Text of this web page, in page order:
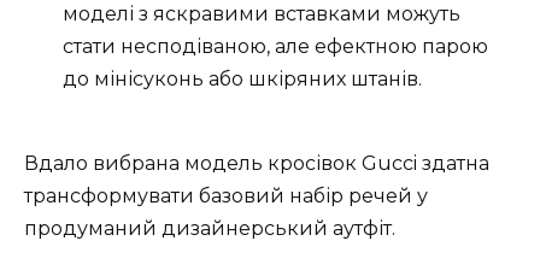
моделі з яскравими вставками можуть
стати несподіваною, але ефектною парою
до мінісуконь або шкіряних штанів.
Вдало вибрана модель кросівок Gucci здатна
трансформувати базовий набір речей у
продуманий дизайнерський аутфіт.